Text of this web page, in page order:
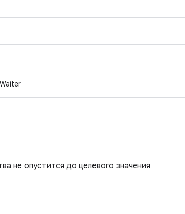
не опустится до целевого значения